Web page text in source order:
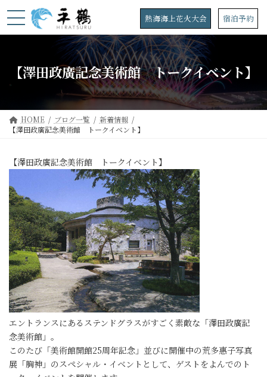
ン
プ
ビ
動
熱海海上花火大会 宿泊予約
【澤田政廣記念美術館 トークイベント】
HOME ブログ一覧
新着情報
【澤田政廣記念美術館 トークイベント】
【澤田政廣記念美術館 トークイベント】
エントランスにあるステンドグラスがすごく素敵な「澤田政廣記
念美術館」。
このたび「美術館開館25周年記念」並びに開催中の荒多惠子写真
展「胸神」のスペシャル・イベントとして、ゲストをよんでのト